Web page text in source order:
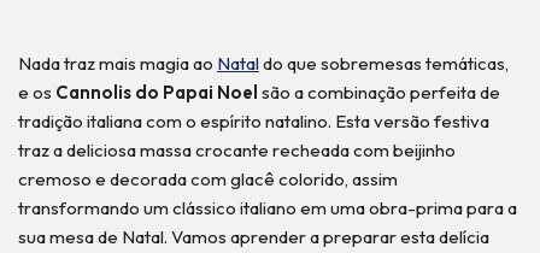
Nada traz mais magia ao Nataldo que sobremesas temáticas,
e os Cannolis do Papai Noel são a combinação perfeita de
tradição italiana com o espírito natalino. Esta versão festiva
traz a deliciosa massa crocante recheada com beijinho
cremoso e decorada com glacê colorido, assim
transformando um clássico italiano em uma obra-prima para a
sua mesa de Natal. Vamos aprender a preparar esta delícia